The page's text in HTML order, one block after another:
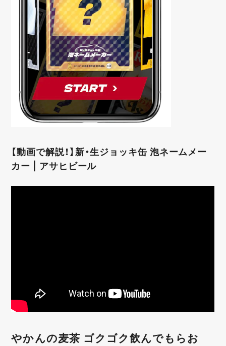
【動画で解説！】新・生ジョッキ缶 泡ネームメー
カー | アサヒビール
やかんの麦茶 ゴクゴク飲んでもらお